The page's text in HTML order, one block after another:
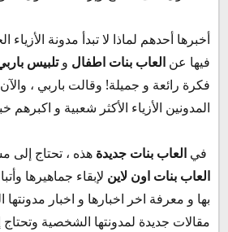
أخبرها أحدهم لماذا لا تبدأ مدونة
فيها عن العاب بنات اطفال وتلبيس
فكرة رائعة و جميلة! وقالت باربي ،
المدونين الأزياء الأكثر شعبية و
في العاب بنات جديدة هذه ، تحتاج إلى
العاب بنات اون لاين لإبقاء جماهيرها
مقالات جديدة لمدونتها الشخصية